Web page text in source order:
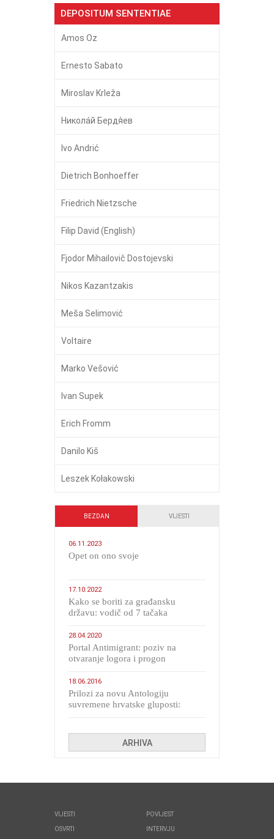
DEPOSITUM SENTENTIAE
Amos Oz
Ernesto Sabato
Miroslav Krleža
Никола́й Бердя́ев
Ivo Andrić
Dietrich Bonhoeffer
Friedrich Nietzsche
Filip David (English)
Fjodor Mihailovič Dostojevski
Nikos Kazantzakis
Meša Selimović
Voltaire
Marko Vešović
Ivan Supek
Erich Fromm
Danilo Kiš
Leszek Kołakowski
BEZDAN VIJESTI
06.11.2023
​Opet on ono svoje
17.10.2022
Kako se boriti za građansku
državu: vodič od 7 tačaka
28.04.2020
Portal Antimigrant: poziv na
otvaranje logora i progon
18.06.2016
Prilozi za novu Antologiju
suvremene hrvatske gluposti:
ARHIVA
VIJESTI
OSVRTI
POVIJEST
INTERVJU